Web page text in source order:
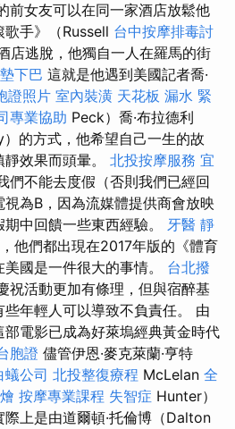
前女友可以在同一家酒店放鬆他
手》（Russell 台中按摩排毒討
店逃脫，他獨自一人在羅馬的街
墊下巴 這就是他遇到美國記者喬·
證照片 室內裝潢 天花板 漏水 緊
專業協助 Peck）喬·布拉德利
的方式，他希望自己一生的故
效果而頭暈。 北投按摩服務 宜
們不能去度假（否則我們已經回
為B，因為流媒體提供商會放映
中回饋一些東西經驗。 牙醫 靜
他們都出現在2017年版的《體育
國是一件很大的事情。 台北撥
祝活動更加有條理，但與宿醉基
年輕人可以導致不負責任。 由
電影已成為好萊塢經典黃金時代
胞證 儘管伊恩·麥克萊蘭·亨特
蟻公司 北投整復療程 McLelan 全
按摩專業課程 失智症 Hunter）
上是由道爾頓·托倫博（Dalton